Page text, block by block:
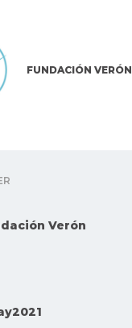
FUNDACIÓN VERÓN
Verón